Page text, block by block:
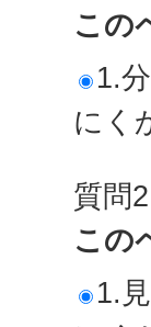
この
1.
にく
質問2
この
1.